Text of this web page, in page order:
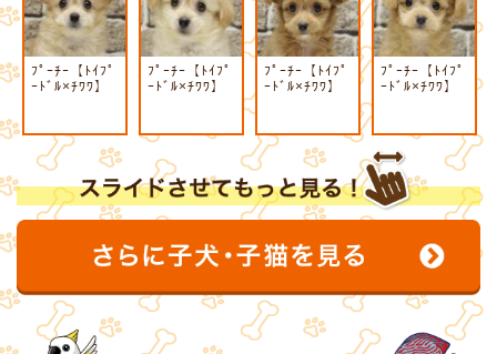
ﾌﾟｰﾁｰ【ﾄｲﾌﾟ
ｰﾄﾞﾙ×ﾁﾜﾜ】
ﾌﾟｰﾁｰ【ﾄｲﾌﾟ
ｰﾄﾞﾙ×ﾁﾜﾜ】
ﾌﾟｰﾁｰ【ﾄｲﾌﾟ
ｰﾄﾞﾙ×ﾁﾜﾜ】
ﾌﾟｰﾁｰ【ﾄｲﾌﾟ
ｰﾄﾞﾙ×ﾁﾜﾜ】